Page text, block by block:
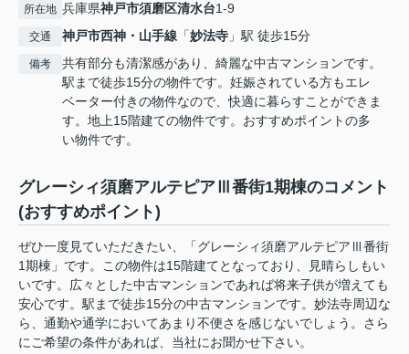
所在地 兵庫県神戸市須磨区清水台1-9
交通 神戸市西神・山手線 「妙法寺 」駅 徒歩15分
備考
共有部分も清潔感があり、綺麗な中古マンションです。
駅まで徒歩15分の物件です。妊娠されている方もエレ
ベーター付きの物件なので、快適に暮らすことができま
す。地上15階建ての物件です。おすすめポイントの多
い物件です。
グレーシィ須磨アルテピアⅢ番街1期棟のコメント
(おすすめポイント)
ぜひ一度見ていただきたい、「グレーシィ須磨アルテピアⅢ番街
1期棟」です。この物件は15階建てとなっており、見晴らしもい
いです。広々とした中古マンションであれば将来子供が増えても
安心です。駅まで徒歩15分の中古マンションです。妙法寺周辺な
ら、通勤や通学においてあまり不便さを感じないでしょう。さら
にご希望の条件があれば、当社にお聞かせ下さい。